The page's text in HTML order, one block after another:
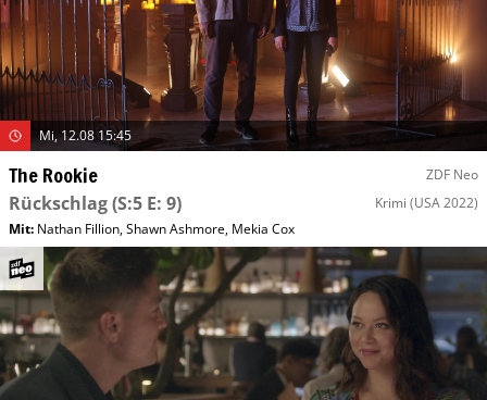
Mi, 12.08 15:45
The Rookie ZDF Neo
Rückschlag(S:5 E: 9) Krimi (USA 2022)
Mit: Nathan Fillion,Shawn Ashmore, Mekia Cox